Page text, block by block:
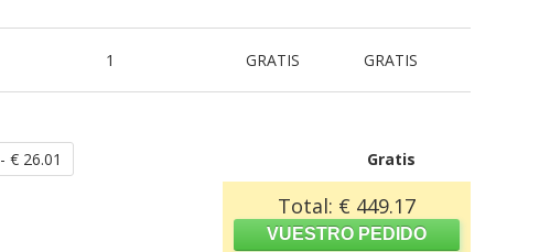
1 GRATIS GRATIS
- € 26.01 Gratis
Total: € 449.17